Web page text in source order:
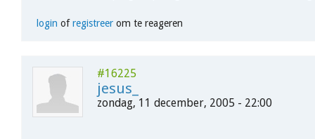
login ofregistreerom te reageren
#16225
jesus_
zondag, 11 december, 2005 - 22:00